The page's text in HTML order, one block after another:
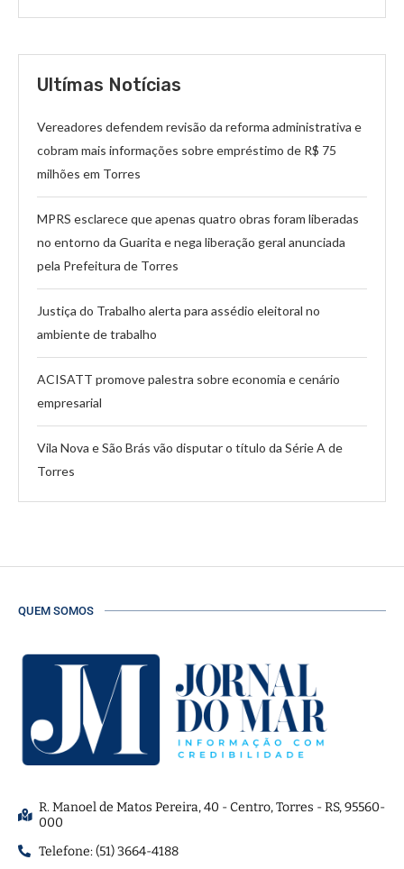
Ultímas Notícias
Vereadores defendem revisão da reforma administrativa e
cobram mais informações sobre empréstimo de R$ 75
milhões em Torres
MPRS esclarece que apenas quatro obras foram liberadas
no entorno da Guarita e nega liberação geral anunciada
pela Prefeitura de Torres
Justiça do Trabalho alerta para assédio eleitoral no
ambiente de trabalho
ACISATT promove palestra sobre economia e cenário
empresarial
Vila Nova e São Brás vão disputar o título da Série A de
Torres
QUEM SOMOS
R. Manoel de Matos Pereira, 40 - Centro, Torres - RS, 95560-
000
Telefone: (51) 3664-4188